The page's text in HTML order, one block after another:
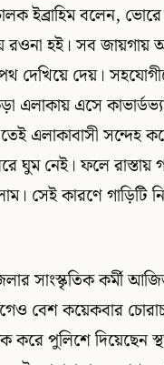
ইব্রাহিম বলেন, ভোরে
রওনা হই। সব জায়গায়
দেখিয়ে দেয়।
এলাকায় এসে
এলাকাবাসী
ঘুম নেই। ফলে রাস্তায়
সেই কারণে গাড়িটি
সাংস্কৃতিক কর্মী
বেশ কয়েকবার
করে পুলিশে দিয়েছেন